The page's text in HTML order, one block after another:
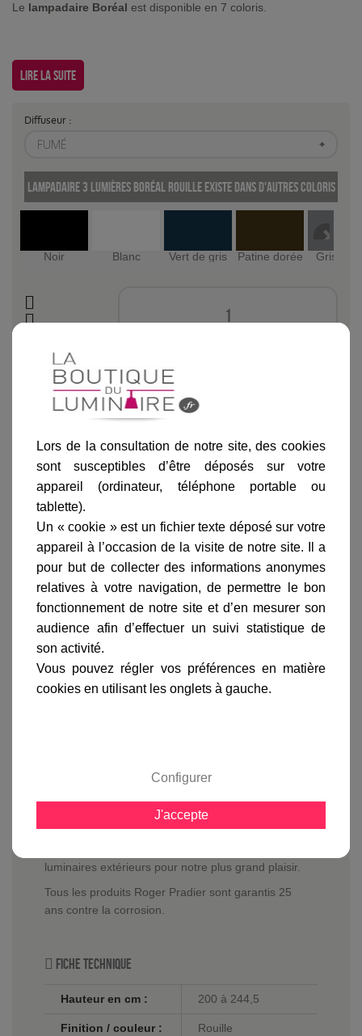
Le lampadaire Boréal est disponible en 7 coloris.
Lire la suite
Diffuseur :
FUMÉ
Lampadaire 3 lumières Boréal Rouille existe dans d'autres coloris
Noir Blanc Vert de gris Patine dorée Gris
Ajouter au panier
marque
livraison
gamme complète
avis clients
En savoir plus sur : Lampadaire 3 lumières Boréal
Rouille-Roger Pradier
Vous pouvez équiper lelampadaire Boréal
pas 150 mm de longueur mais également
d'ampoules halogène de 60 watts max.
luminaires extérieurs pour notre plus grand plaisir.
Tous les produits Roger Pradier sont garantis 25
ans contre la corrosion.
Fiche technique
Hauteur en cm : 200 à 244,5
Finition / couleur : Rouille
Lors de la consultation de notre site, des cookies
sont susceptibles d’être déposés sur votre
appareil (ordinateur, téléphone portable ou
tablette).
Un « cookie » est un fichier texte déposé sur votre
appareil à l’occasion de la visite de notre site. Il a
pour but de collecter des informations anonymes
relatives à votre navigation, de permettre le bon
fonctionnement de notre site et d’en mesurer son
audience afin d’effectuer un suivi statistique de
son activité.
Vous pouvez régler vos préférences en matière
cookies en utilisant les onglets à gauche.
Configurer
J'accepte